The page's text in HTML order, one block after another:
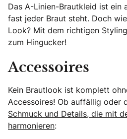
Das A-Linien-Brautkleid ist ein
fast jeder Braut steht. Doch
Look? Mit dem richtigen
zum Hingucker!
Accessoires
Kein Brautlook ist komplett
Accessoires! Ob auffällig oder
Schmuck und Details, die mit
harmonieren: